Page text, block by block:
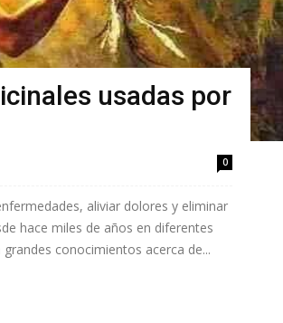
usadas por
0
aliviar dolores y eliminar
hace miles de años en diferentes
conocimientos acerca de...